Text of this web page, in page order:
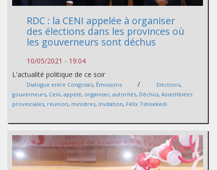
RDC : la CENI appelée à organiser
des élections dans les provinces où
les gouverneurs sont déchus
10/05/2021 - 19:04
L'actualité politique de ce soir
Dialogue entre Congolais, Émissions / Elections,
gouverneurs, Ceni, appelé, organiser, autorités, Déchus, Assemblées
provinciales, réunion, ministres, Invitation, Félix Tshisekedi